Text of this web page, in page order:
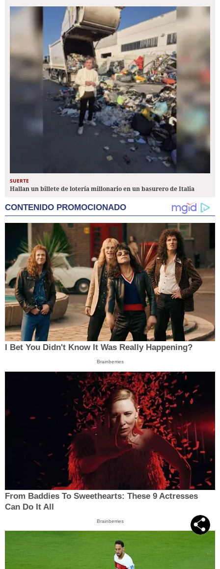
SUERTE
Hallan un billete de lotería millonario en un basurero de Italia
CONTENIDO PROMOCIONADO
I Bet You Didn't Know It Was Really Happening?
Brainberries
From Baddies To Sweethearts: These 9 Actresses
Can Do It All
Brainberries